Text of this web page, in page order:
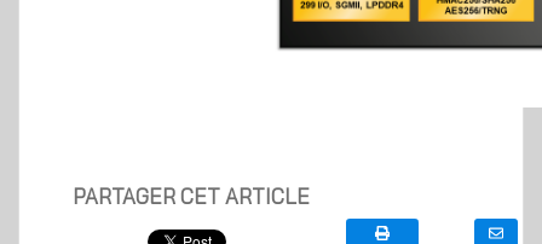
PARTAGER CET ARTICLE